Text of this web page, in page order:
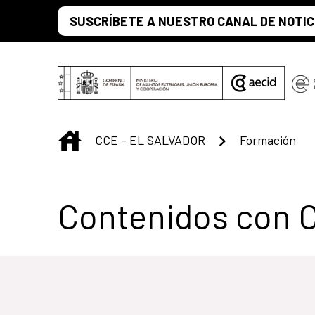
Saltar al contenido principal
SUSCRÍBETE A NUESTRO CANAL DE
INICIO
CCE - EL SALVADOR Formación
Centro Cultural
Contenidos con